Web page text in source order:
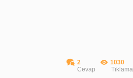
2
Cevap
1030
Tıklama